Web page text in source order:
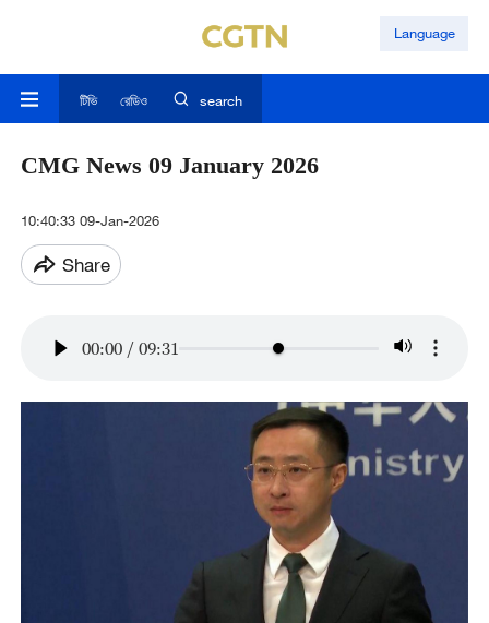
Language
টিভি রেডিও search
CMG News 09 January 2026
10:40:33 09-Jan-2026
Share
00:00 / 09:31